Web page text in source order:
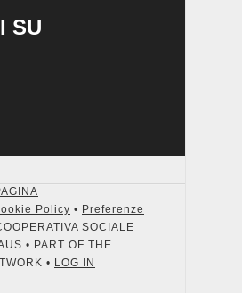
SU
Policy • Preferenze
SOCIALE
• PART OF THE
• LOG IN